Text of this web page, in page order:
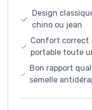
Design
chino ou jean
Confort correct
portable toute
Bon rapport
semelle